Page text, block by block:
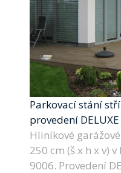
Parkovací stání
provedení DELUXE
Hliníkové
250 cm (š x h x v)
9006. Provedení